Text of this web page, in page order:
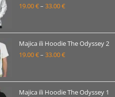
19.00 €
19.00€– 33.00€Raspon
od
19.00 €
do
Majica ili Hoodie The Odyssey 2
19.00€– 33.00€Raspon
od
19.00 €
Majica ili Hoodie The Odyssey 1